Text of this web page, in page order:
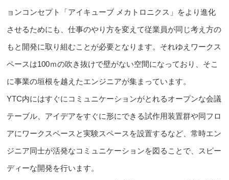
ョンコンセプト「アイキューブ メカトロニクス」をより進化
させるためにも、仕事のやり方を変えて従業員が同じ考え方の
もと開発に取り組むことが必要となります。それゆえワークス
ペースは100ｍの吹き抜けで壁がない空間になっており、そこ
に事業の垣根を越えたエンジニアが集まっています。
YTC内にはすぐにコミュニケーションがとれるオープンな会議
テーブル、アイデアをすぐに形にできる試作用装置群や同フロ
アにワークスペースと実験スペースを設置するなど、常時エン
ジニア同士が活発なコミュニケーションを図ることで、スピー
ディーな開発を行います。